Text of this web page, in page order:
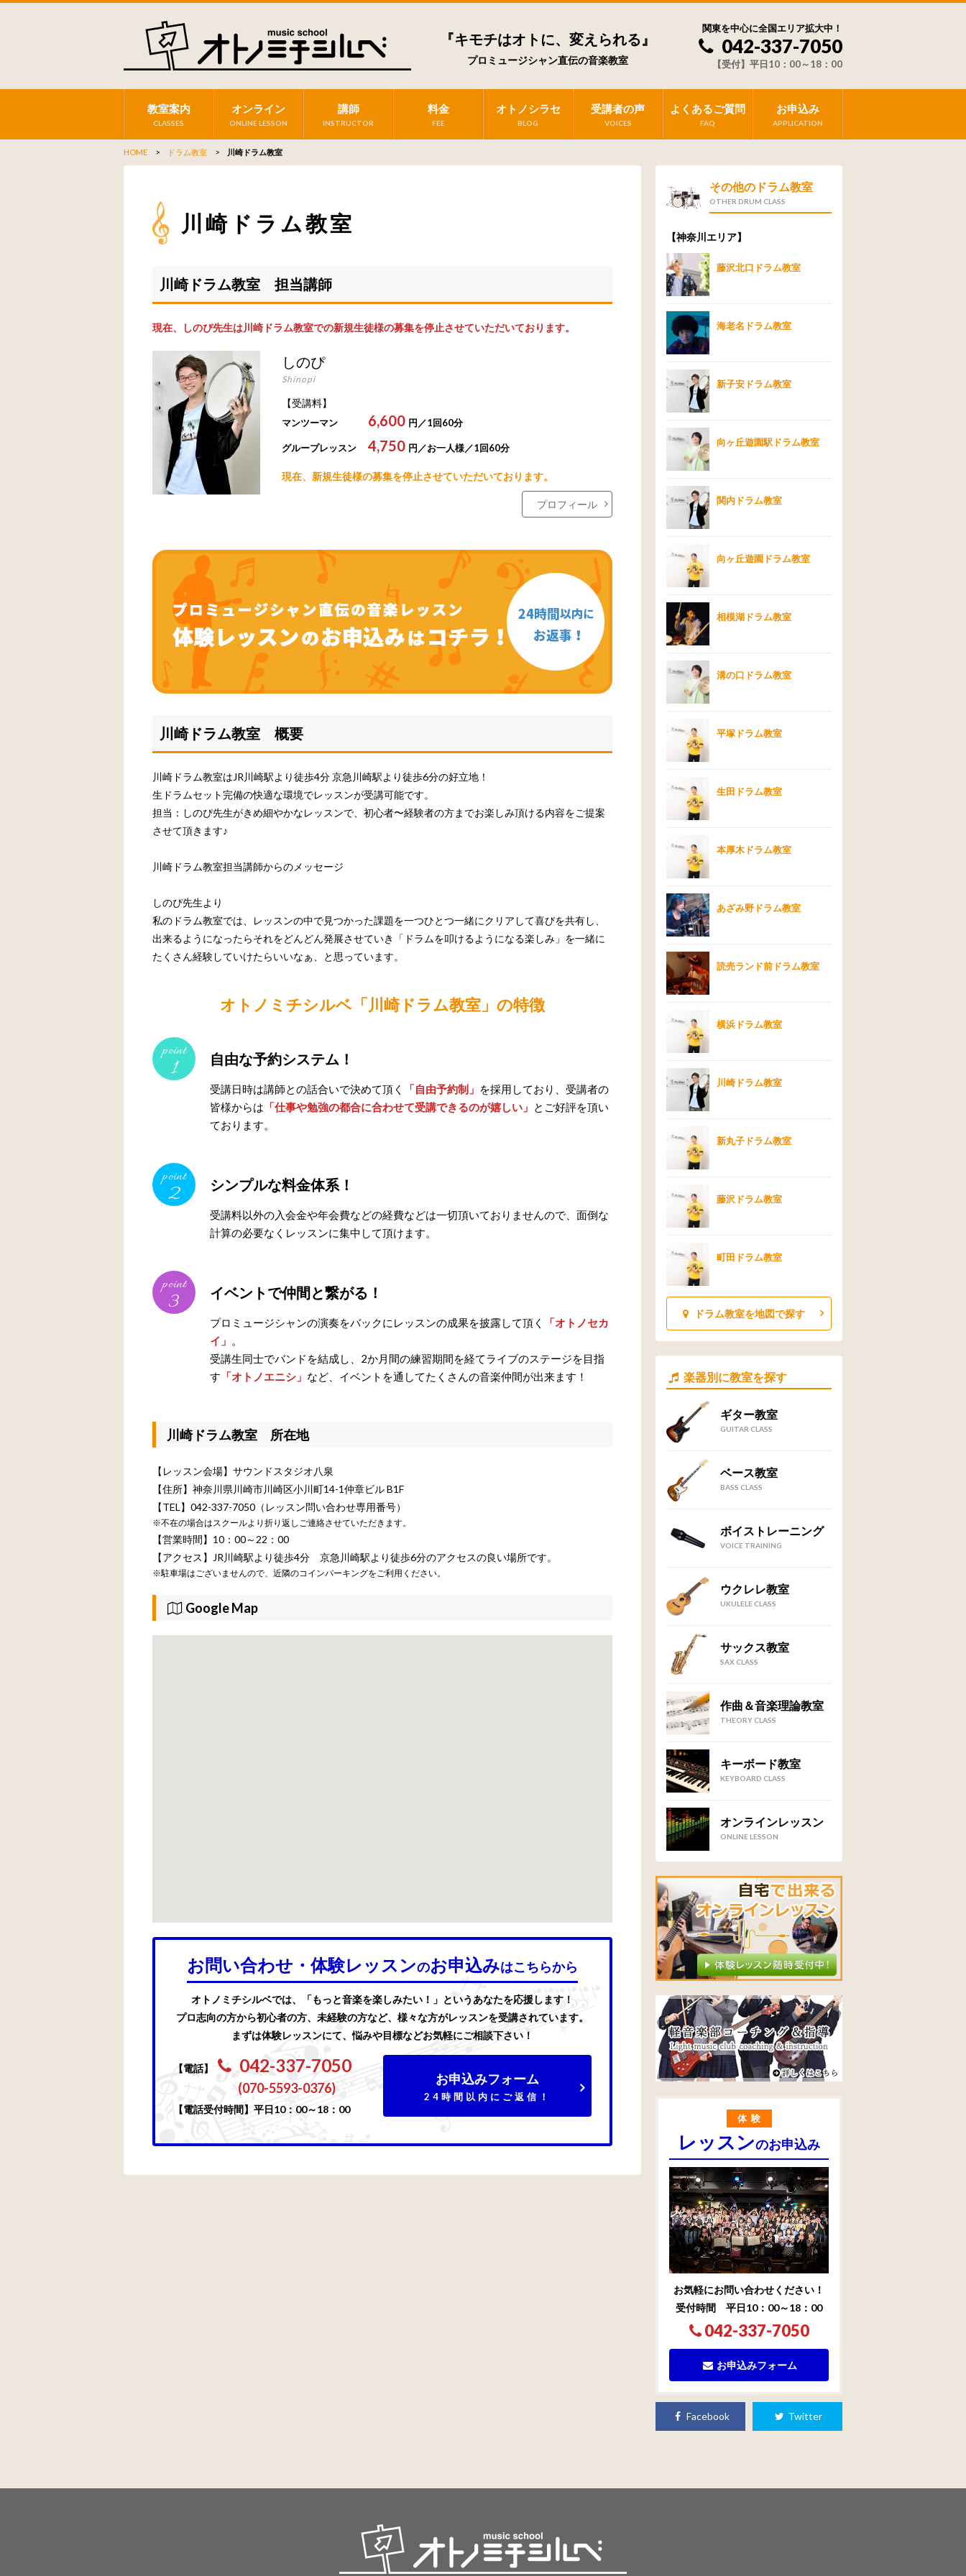
『キモチはオトに、変えられる』
プロミュージシャン直伝の音楽教室
関東を中心に全国エリア拡大中！
042-337-7050
【受付】平日10：00～18：00
教室案内
CLASSES
オンライン
ONLINE LESSON
講師
INSTRUCTOR
料金
FEE
オトノシラセ
BLOG
受講者の声
VOICES
よくあるご質問
FAQ
お申込み
APPLICATION
HOME > ドラム教室 > 川崎ドラム教室
川崎ドラム教室
川崎ドラム教室 担当講師
現在、しのぴ先生は川崎ドラム教室での新規生徒様の募集を停止させていただいております。
しのぴ
Shinopi
【受講料】
マンツーマン 6,600 円／1回60分
グループレッスン 4,750 円／お一人様／1回60分
現在、新規生徒様の募集を停止させていただいております。
プロフィール
川崎ドラム教室 概要
川崎ドラム教室はJR川崎駅より徒歩4分 京急川崎駅より徒歩6分の好立地！
生ドラムセット完備の快適な環境でレッスンが受講可能です。
担当：しのぴ先生がきめ細やかなレッスンで、初心者〜経験者の方までお楽しみ頂ける内容をご提案
させて頂きます♪
川崎ドラム教室担当講師からのメッセージ
しのぴ先生より
私のドラム教室では、レッスンの中で見つかった課題を一つひとつ一緒にクリアして喜びを共有し、
出来るようになったらそれをどんどん発展させていき「ドラムを叩けるようになる楽しみ」を一緒に
たくさん経験していけたらいいなぁ、と思っています。
オトノミチシルベ 「川崎ドラム教室」の特徴
point
1 自由な予約システム！
受講日時は講師との話合いで決めて頂く 「自由予約制」 を採用しており、受講者の
皆様からは 「仕事や勉強の都合に合わせて受講できるのが嬉しい」 とご好評を頂い
ております。
point
2 シンプルな料金体系！
受講料以外の入会金や年会費などの経費などは一切頂いておりませんので、面倒な
計算の必要なくレッスンに集中して頂けます。
point
3 イベントで仲間と繋がる！
プロミュージシャンの演奏をバックにレッスンの成果を披露して頂く
「オトノセカ
イ」 。
受講生同士でバンドを結成し、2か月間の練習期間を経てライブのステージを目指
す 「オトノエニシ」 など、イベントを通してたくさんの音楽仲間が出来ます！
川崎ドラム教室 所在地
【レッスン会場】サウンドスタジオ八泉
【住所】神奈川県川崎市川崎区小川町14-1仲章ビル B1F
【TEL】042-337-7050（レッスン問い合わせ専用番号）
※不在の場合はスクールより折り返しご連絡させていただきます。
【営業時間】10：00～22：00
【アクセス】JR川崎駅より徒歩4分 京急川崎駅より徒歩6分のアクセスの良い場所です。
※駐車場はございませんので、近隣のコインパーキングをご利用ください。
Google Map
お問い合わせ・体験レッスンのお申込みはこちらから
オトノミチシルベでは、「もっと音楽を楽しみたい！」というあなたを応援します！
プロ志向の方から初心者の方、未経験の方など、様々な方がレッスンを受講されています。
まずは体験レッスンにて、悩みや目標などお気軽にご相談下さい！
【電話】 042-337-7050
(070-5593-0376)
【電話受付時間】平日10：00～18：00
お申込みフォーム
24時間以内にご返信！
その他のドラム教室
OTHER DRUM CLASS
【神奈川エリア】
藤沢北口ドラム教室
海老名ドラム教室
新子安ドラム教室
向ヶ丘遊園駅ドラム教室
関内ドラム教室
向ヶ丘遊園ドラム教室
相模湖ドラム教室
溝の口ドラム教室
平塚ドラム教室
生田ドラム教室
本厚木ドラム教室
あざみ野ドラム教室
読売ランド前ドラム教室
横浜ドラム教室
川崎ドラム教室
新丸子ドラム教室
藤沢ドラム教室
町田ドラム教室
ドラム教室を地図で探す
楽器別に教室を探す
ギター教室
GUITAR CLASS
ベース教室
BASS CLASS
ボイストレーニング
VOICE TRAINING
ウクレレ教室
UKULELE CLASS
サックス教室
SAX CLASS
作曲＆音楽理論教室
THEORY CLASS
キーボード教室
KEYBOARD CLASS
オンラインレッスン
ONLINE LESSON
体験
レッスンのお申込み
お気軽にお問い合わせください！
受付時間 平日10：00～18：00
042-337-7050
お申込みフォーム
Facebook Twitter